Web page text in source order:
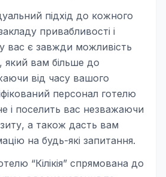
підхід до кожного
привабливості і
вас є завжди можливість
який вам більше до
від часу вашого
персонал готелю
і поселить вас незважаючи
а також дасть вам
на будь-які запитання.
“Кілікія” спрямована до